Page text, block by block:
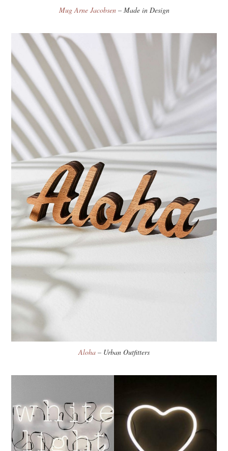
Mug Arne Jacobsen – Made in Design
Aloha – Urban Outfitters